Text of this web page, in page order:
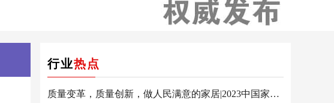
行业热点
质量变革，质量创新，做人民满意的家居|2023中国家居建材高质量发展峰会圆满举行